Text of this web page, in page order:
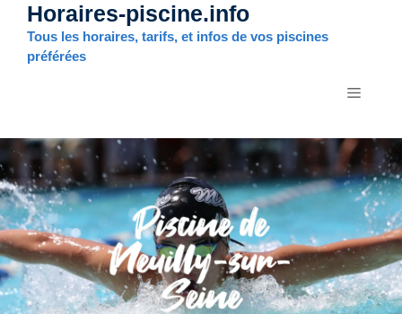
Aller
contenu
Horaires-piscine.info
Tous les horaires, tarifs, et infos de vos piscines
préférées
MENU